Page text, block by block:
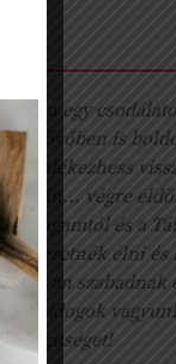
Van egy
a jövőben is
emlékezhess
után... végre
magamtól és a
szeretnék élni és
olyan szabadnak
Boldogok
segítséget!